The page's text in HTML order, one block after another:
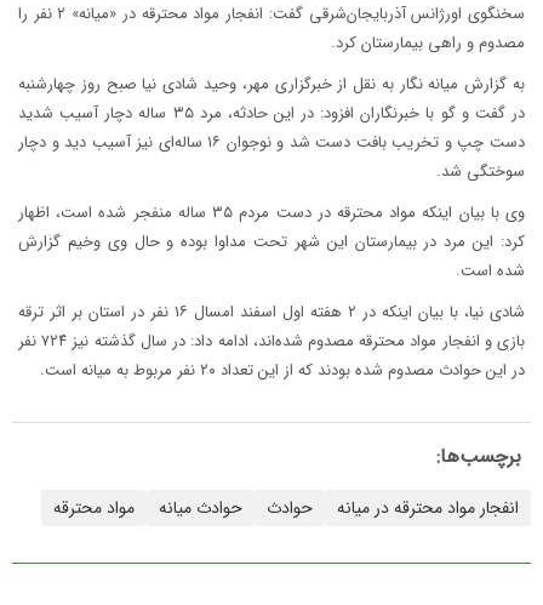
سخنگوی اورژانس آذربایجان‌شرقی گفت: انفجار مواد محترقه در «میانه» ۲ نفر را
مصدوم و راهی بیمارستان کرد.
به گزارش میانه نگار به نقل از خبرگزاری مهر، وحید شادی نیا صبح روز چهارشنبه
در گفت و گو با خبرنگاران افزود: در این حادثه، مرد ۳۵ ساله دچار آسیب شدید
دست چپ و تخریب بافت دست شد و نوجوان ۱۶ ساله‌ای نیز آسیب دید و دچار
سوختگی شد.
وی با بیان اینکه مواد محترقه در دست مردم ۳۵ ساله منفجر شده است، اظهار
کرد: این مرد در بیمارستان این شهر تحت مداوا بوده و حال وی وخیم گزارش
شده است.
شادی نیا، با بیان اینکه در ۲ هفته اول اسفند امسال ۱۶ نفر در استان بر اثر ترقه
بازی و انفجار مواد محترقه مصدوم شده‌اند، ادامه داد: در سال گذشته نیز ۷۲۴ نفر
در این حوادث مصدوم شده بودند که از این تعداد ۲۰ نفر مربوط به میانه است.
برچسب‌ها:
انفجار مواد محترقه در میانه حوادث حوادث میانه مواد محترقه